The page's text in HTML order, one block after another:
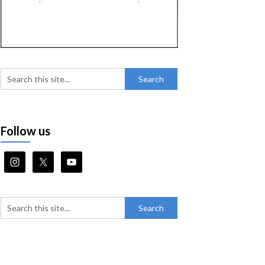
Follow us